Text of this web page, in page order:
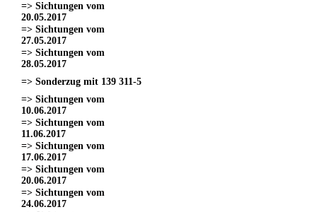
=> Sichtungen vom
20.05.2017
=> Sichtungen vom
27.05.2017
=> Sichtungen vom
28.05.2017
=> Sonderzug mit 139 311-5
=> Sichtungen vom
10.06.2017
=> Sichtungen vom
11.06.2017
=> Sichtungen vom
17.06.2017
=> Sichtungen vom
20.06.2017
=> Sichtungen vom
24.06.2017